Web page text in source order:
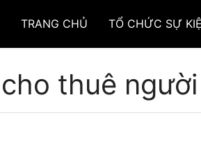
TRANG CHỦ TỔ CHỨC SỰ
thuê